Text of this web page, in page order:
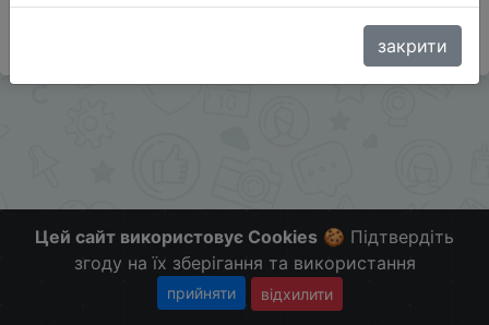
ZnyzhkaUA
Цей сайт використовує Cookies 🍪 Підтвердіть
згоду на їх зберігання та використання
прийняти відхилити
закрити